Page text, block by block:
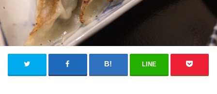
LINE